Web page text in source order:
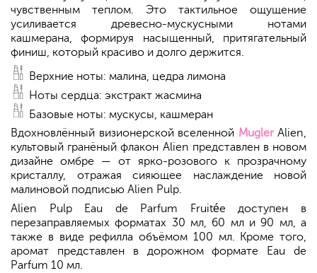
чувственным теплом. Это тактильное ощущение
усиливается древесно-мускусными нотами
кашмерана, формируя насыщенный, притягательный
финиш, который красиво и долго держится.
Верхние ноты: малина, цедра лимона
Ноты сердца: экстракт жасмина
Базовые ноты: мускусы, кашмеран
Вдохновлённый визионерской вселенной MuglerAlien,
культовый гранёный флакон Alien представлен в новом
дизайне омбре — от ярко-розового к прозрачному
кристаллу, отражая сияющее наслаждение новой
малиновой подписью Alien Pulp.
Alien Pulp Eau de Parfum Fruitée доступен в
перезаправляемых форматах 30 мл, 60 мл и 90 мл, а
также в виде рефилла объёмом 100 мл. Кроме того,
аромат представлен в дорожном формате Eau de
Parfum 10 мл.